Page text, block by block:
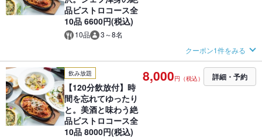
品ビストロコース全
10品 6600円(税込)
10品 3～8名
クーポン1件をみる
飲み放題
【120分飲放付】時
間を忘れてゆったり
と。美酒と味わう絶
品ビストロコース全
10品 8000円(税込)
8,000円（税込） 詳細・予約